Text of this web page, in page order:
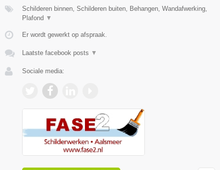
Schilderen binnen, Schilderen buiten, Behangen, Wandafwerking,
Plafond ▼
Er wordt gewerkt op afspraak.
Laatste facebook posts ▼
Sociale media: